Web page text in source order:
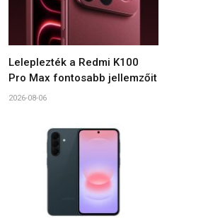
Leleplezték a Redmi K100
Pro Max fontosabb jellemzőit
2026-08-06